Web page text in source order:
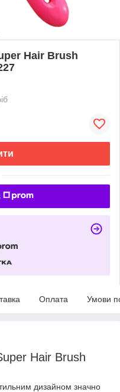
Hair Brush
Оплата Умови
Hair Brush
дизайном значно